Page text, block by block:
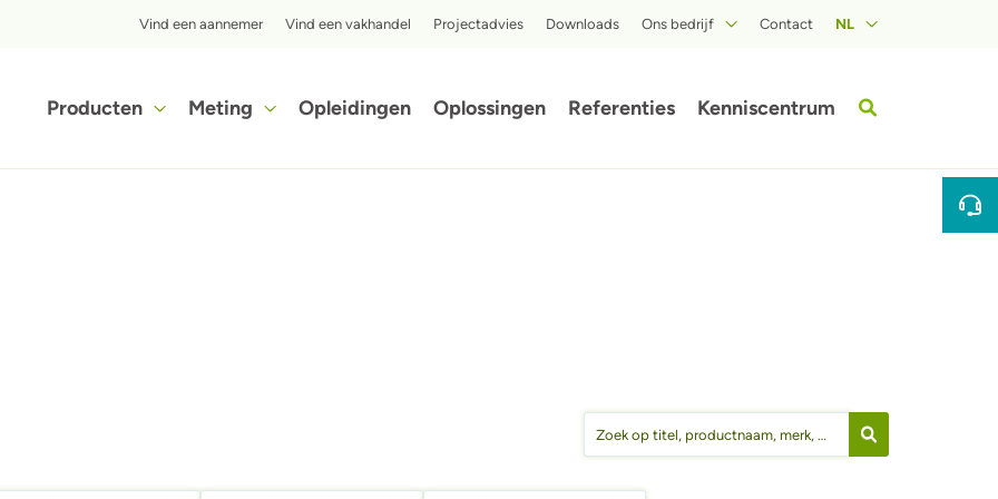
Top menu
Vind een aannemer Vind een vakhandel Projectadvies Downloads Ons bedrijf Contact NL
Hoofdnavigatie
Producten Meting Opleidingen Oplossingen Referenties Kenniscentrum